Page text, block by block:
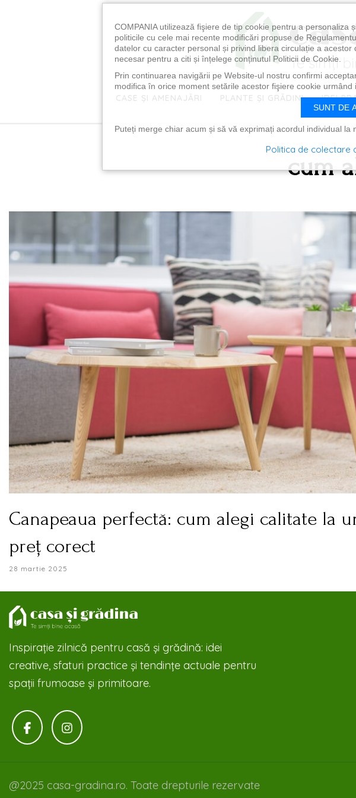
CASE ȘI AMENAJĂRI PLANTE ȘI GRĂDINI IDEI
cum
Canapeaua perfectă: cum alegi calitate la
preț corect
28 martie 2025
Inspirație zilnică pentru casă și grădină: idei
creative, sfaturi practice și tendințe actuale pentru
spații frumoase și primitoare.
@2025 casa-gradina.ro. Toate drepturile rezervate
COMPANIA utilizează fişiere de tip cookie pentru a
politicile cu cele mai recente modificări propuse de
datelor cu caracter personal și privind libera circulație a
necesar pentru a citi și înțelege conținutul Politicii de Cookie.
Prin continuarea navigării pe Website-ul nostru confirmi
modifica în orice moment setările acestor fişiere cookie urmând
SUNT DE
Puteți merge chiar acum și să vă exprimați acordul individual la
Politica de colectare